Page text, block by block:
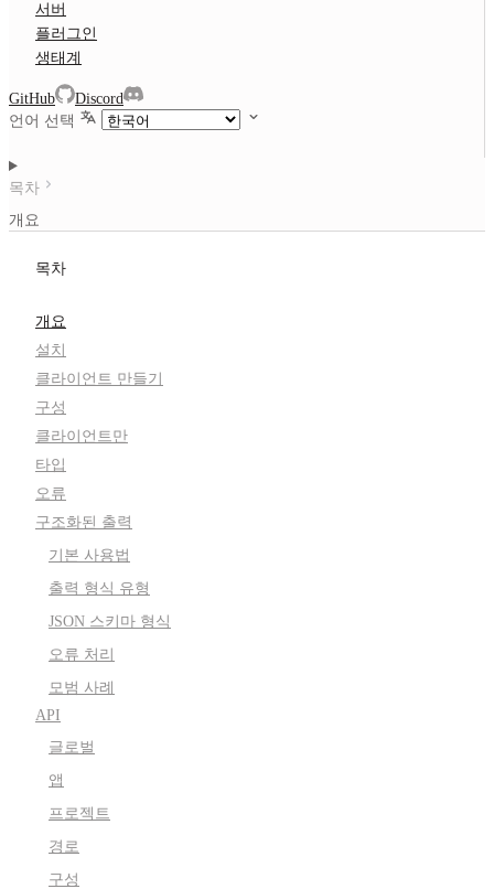
서버
플러그인
생태계
GitHub
Discord
언어 선택
목차
개요
목차
개요
설치
클라이언트 만들기
구성
클라이언트만
타입
오류
구조화된 출력
기본 사용법
출력 형식 유형
JSON 스키마 형식
오류 처리
모범 사례
API
글로벌
앱
프로젝트
경로
구성